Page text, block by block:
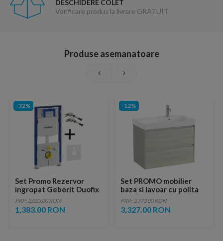
DESCHIDERE COLET
Verificare produs la livrare GRATUIT
Produse asemanatoare
-32%
Set Promo Rezervor
ingropat Geberit Duofix
Sigma pachet cu set
fixare si set izolare
fonica
PRP: 2,023.00 RON
1,383.00 RON
-12%
Set PROMO mobilier
baza si lavoar cu polita
stanga Roca Ona Unik 2
sertare 80x46 cm stejar
deschis
PRP: 3,773.00 RON
3,327.00 RON